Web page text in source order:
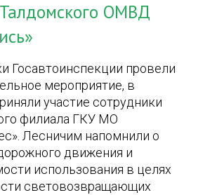
ОМВД
Госавтоинспекции провели
мероприятие, в
участие сотрудники
филиала ГКУ МО
Лесничим напомнили о
движения и
использования в целях
световозвращающих